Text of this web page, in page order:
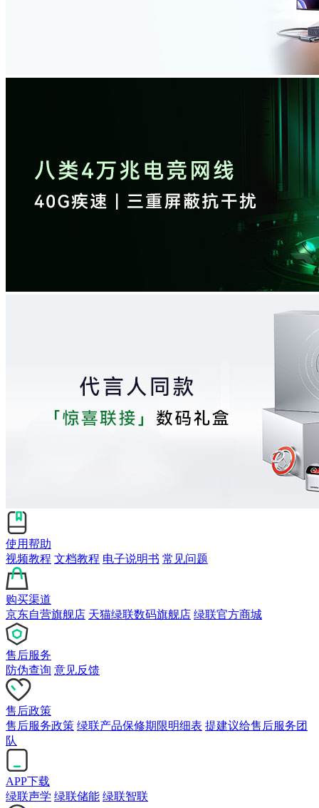
使用帮助
视频教程 文档教程 电子说明书 常见问题
购买渠道
京东自营旗舰店 天猫绿联数码旗舰店 绿联官方商城
售后服务
防伪查询 意见反馈
售后政策
售后服务政策 绿联产品保修期限明细表 提建议给售后服务团
队
APP下载
绿联声学 绿联储能 绿联智联